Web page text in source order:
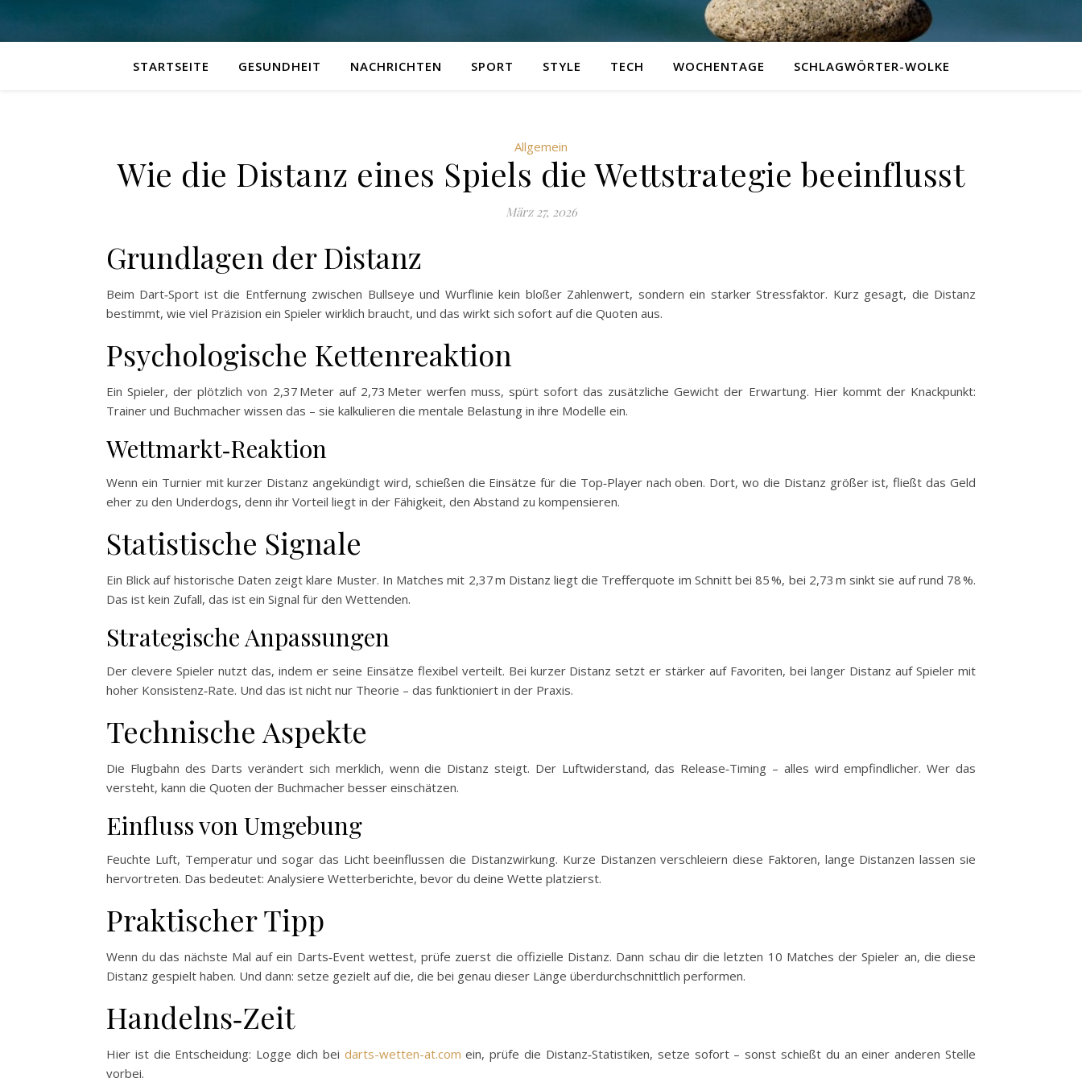
STARTSEITE GESUNDHEIT NACHRICHTEN SPORT STYLE TECH WOCHENTAGE SCHLAGWÖRTER-WOLKE
Allgemein
Wie die Distanz eines Spiels die Wettstrategie beeinflusst
März 27, 2026
Grundlagen der Distanz
Beim Dart‑Sport ist die Entfernung zwischen Bullseye und Wurflinie kein bloßer Zahlenwert, sondern ein starker Stressfaktor. Kurz gesagt, die Distanz
bestimmt, wie viel Präzision ein Spieler wirklich braucht, und das wirkt sich sofort auf die Quoten aus.
Psychologische Kettenreaktion
Ein Spieler, der plötzlich von 2,37 Meter auf 2,73 Meter werfen muss, spürt sofort das zusätzliche Gewicht der Erwartung. Hier kommt der Knackpunkt:
Trainer und Buchmacher wissen das – sie kalkulieren die mentale Belastung in ihre Modelle ein.
Wettmarkt‑Reaktion
Wenn ein Turnier mit kurzer Distanz angekündigt wird, schießen die Einsätze für die Top‑Player nach oben. Dort, wo die Distanz größer ist, fließt das Geld
eher zu den Underdogs, denn ihr Vorteil liegt in der Fähigkeit, den Abstand zu kompensieren.
Statistische Signale
Ein Blick auf historische Daten zeigt klare Muster. In Matches mit 2,37 m Distanz liegt die Trefferquote im Schnitt bei 85 %, bei 2,73 m sinkt sie auf rund 78 %.
Das ist kein Zufall, das ist ein Signal für den Wettenden.
Strategische Anpassungen
Der clevere Spieler nutzt das, indem er seine Einsätze flexibel verteilt. Bei kurzer Distanz setzt er stärker auf Favoriten, bei langer Distanz auf Spieler mit
hoher Konsistenz‑Rate. Und das ist nicht nur Theorie – das funktioniert in der Praxis.
Technische Aspekte
Die Flugbahn des Darts verändert sich merklich, wenn die Distanz steigt. Der Luftwiderstand, das Release‑Timing – alles wird empfindlicher. Wer das
versteht, kann die Quoten der Buchmacher besser einschätzen.
Einfluss von Umgebung
Feuchte Luft, Temperatur und sogar das Licht beeinflussen die Distanzwirkung. Kurze Distanzen verschleiern diese Faktoren, lange Distanzen lassen sie
hervortreten. Das bedeutet: Analysiere Wetterberichte, bevor du deine Wette platzierst.
Praktischer Tipp
Wenn du das nächste Mal auf ein Darts‑Event wettest, prüfe zuerst die offizielle Distanz. Dann schau dir die letzten 10 Matches der Spieler an, die diese
Distanz gespielt haben. Und dann: setze gezielt auf die, die bei genau dieser Länge überdurchschnittlich performen.
Handelns‑Zeit
Hier ist die Entscheidung: Logge dich bei darts-wetten-at.com ein, prüfe die Distanz‑Statistiken, setze sofort – sonst schießt du an einer anderen Stelle
vorbei.